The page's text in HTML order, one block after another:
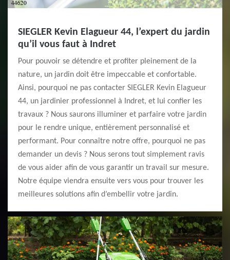
SIEGLER Kevin Elagueur 44, l’expert du jardin
qu’il vous faut à Indret
Pour pouvoir se détendre et profiter pleinement de la
nature, un jardin doit être impeccable et confortable.
Ainsi, pourquoi ne pas contacter SIEGLER Kevin Elagueur
44, un jardinier professionnel à Indret, et lui confier les
travaux ? Nous saurons illuminer et parfaire votre jardin
pour le rendre unique, entièrement personnalisé et
performant. Pour connaître notre offre, pourquoi ne pas
demander un devis ? Nous serons tout simplement ravis
de vous aider afin de vous garantir un travail sur mesure.
Notre équipe viendra ensuite vers vous pour trouver les
meilleures solutions afin d’embellir votre jardin.